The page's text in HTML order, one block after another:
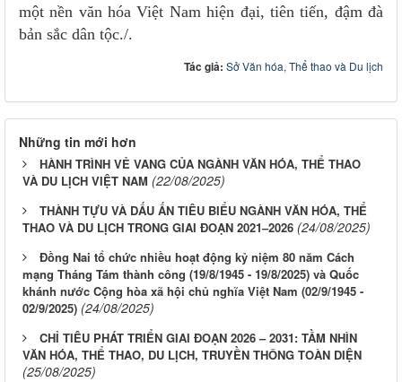
một nền văn hóa Việt Nam hiện đại, tiên tiến, đậm đà
bản sắc dân tộc./.
Tác giả: Sở Văn hóa, Thể thao và Du lịch
Những tin mới hơn
HÀNH TRÌNH VẺ VANG CỦA NGÀNH VĂN HÓA, THỂ THAO
VÀ DU LỊCH VIỆT NAM (22/08/2025)
THÀNH TỰU VÀ DẤU ẤN TIÊU BIỂU NGÀNH VĂN HÓA, THỂ
THAO VÀ DU LỊCH TRONG GIAI ĐOẠN 2021–2026 (24/08/2025)
Đồng Nai tổ chức nhiều hoạt động kỷ niệm 80 năm Cách
mạng Tháng Tám thành công (19/8/1945 - 19/8/2025) và Quốc
khánh nước Cộng hòa xã hội chủ nghĩa Việt Nam (02/9/1945 -
02/9/2025) (24/08/2025)
CHỈ TIÊU PHÁT TRIỂN GIAI ĐOẠN 2026 – 2031: TẦM NHÌN
VĂN HÓA, THỂ THAO, DU LỊCH, TRUYỀN THÔNG TOÀN DIỆN
(25/08/2025)